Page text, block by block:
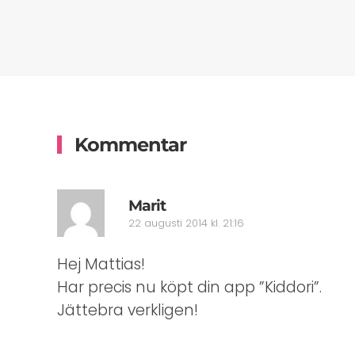
Kommentar
Marit
22 augusti 2014 kl. 21:16
Hej Mattias!
Har precis nu köpt din app ”Kiddori”.
Jättebra verkligen!